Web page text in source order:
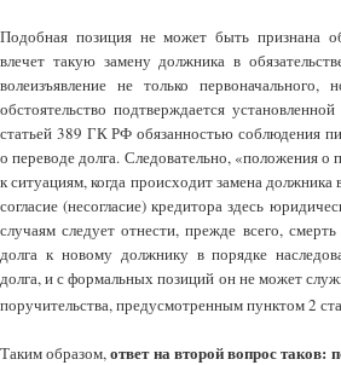
Подобная позиция не может быть признана
влечет такую замену должника в
волеизъявление не только
обстоятельство подтверждается
статьей 389 ГК РФ обязанностью соблюдения
о переводе долга. Следовательно, «положения
к ситуациям, когда происходит замена должника
согласие (несогласие) кредитора здесь
случаям следует отнести, прежде всего,
долга к новому должнику в порядке
долга, и с формальных позиций он не может
поручительства, предусмотренным пунктом 2
Таким образом,ответ на второй вопрос таков: